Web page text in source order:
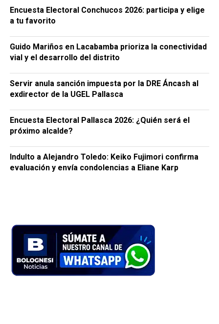
Encuesta Electoral Conchucos 2026: participa y elige
a tu favorito
Guido Mariños en Lacabamba prioriza la conectividad
vial y el desarrollo del distrito
Servir anula sanción impuesta por la DRE Áncash al
exdirector de la UGEL Pallasca
Encuesta Electoral Pallasca 2026: ¿Quién será el
próximo alcalde?
Indulto a Alejandro Toledo: Keiko Fujimori confirma
evaluación y envía condolencias a Eliane Karp